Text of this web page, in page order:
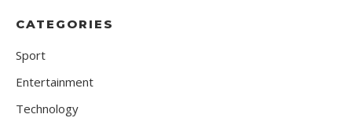
CATEGORIES
Sport
Entertainment
Technology